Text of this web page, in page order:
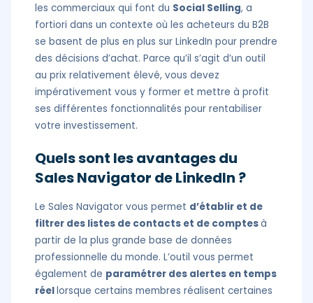
les commerciaux qui font du Social Selling, a
fortiori dans un contexte où les acheteurs du B2B
se basent de plus en plus sur LinkedIn pour prendre
des décisions d’achat. Parce qu’il s’agit d’un outil
au prix relativement élevé, vous devez
impérativement vous y former et mettre à profit
ses différentes fonctionnalités pour rentabiliser
votre investissement.
Quels sont les avantages du
Sales Navigator de LinkedIn ?
Le Sales Navigator vous permet d’établir et de
filtrer des listes de contacts et de comptesà
partir de la plus grande base de données
professionnelle du monde. L’outil vous permet
également de paramétrer des alertes en temps
réellorsque certains membres réalisent certaines